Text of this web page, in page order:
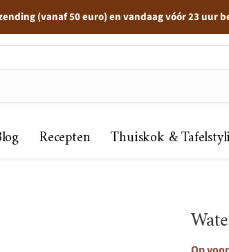
(vanaf 50 euro) en vandaag vóór 23 uur
Recepten Thuiskok &